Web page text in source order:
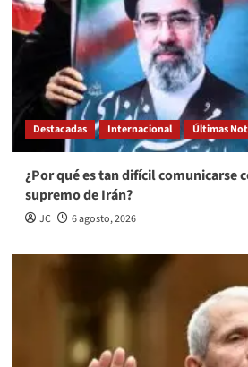
Destacadas Internacional Últimas
¿Por qué es tan difícil comunicarse
supremo de Irán?
JC 6 agosto, 2026